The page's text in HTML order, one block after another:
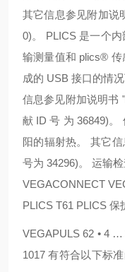
其它信息参见附加说
0)。 PLICS 是一个
输测量值和 plics®
成的 USB 接口的情
信息参见附加说明书
献 ID 号 为 36849)。
阳的辐射热。 其它
号为 34296)。 运输
VEGACONNECT
PLICS T61 PLICS 保
VEGAPULS 62 • 4
1017 有符合以下标